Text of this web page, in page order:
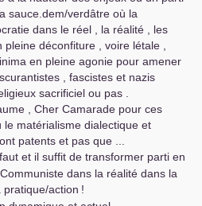
sauce.dem/verdâtre où la
dans le réel , la réalité , les
pleine déconfiture , voire létale ,
en pleine agonie pour amener
, fascistes et nazis
sacrificiel ou pas .
, Cher Camarade pour ces
le matérialisme dialectique et
patents et pas que ...
et il suffit de transformer parti en
dans la réalité dans la
pratique/action !